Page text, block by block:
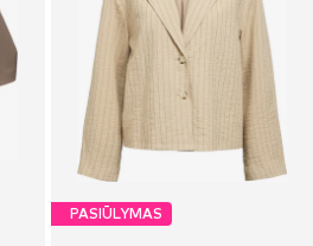
PASIŪLYMAS